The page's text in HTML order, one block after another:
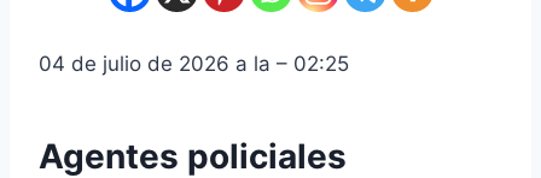
04 de julio de 2026 a la – 02:25
Agentes policiales